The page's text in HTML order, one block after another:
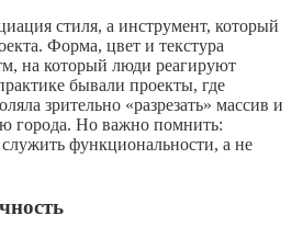
стиля, а инструмент, который
Форма, цвет и текстура
на который люди реагируют
бывали проекты, где
зрительно «разрезать» массив и
города. Но важно помнить:
функциональности, а не